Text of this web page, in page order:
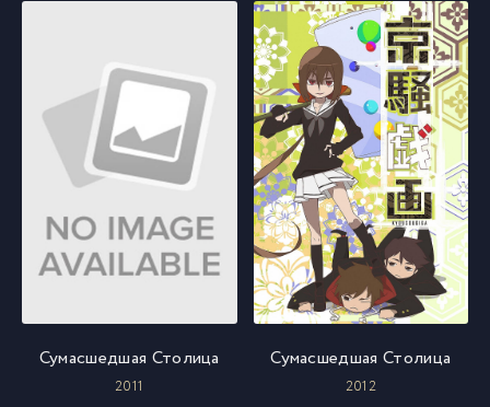
Сумасшедшая Столица
2011
Сумасшедшая Столица
2012